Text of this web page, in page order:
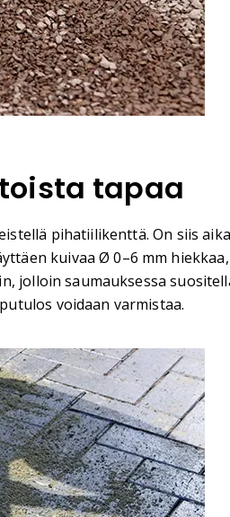
tapaa
pihatiilikenttä. On siis
kuivaa Ø 0–6 mm
jolloin saumauksessa
voidaan varmistaa.